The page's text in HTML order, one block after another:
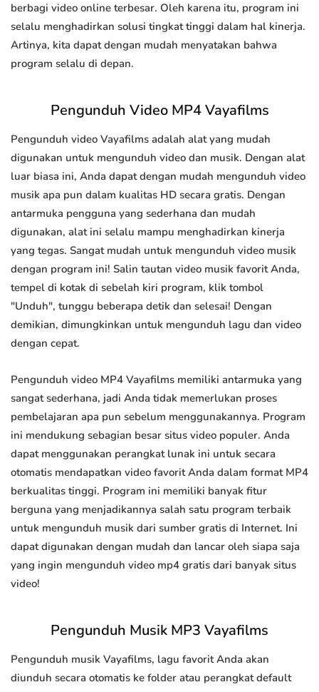
berbagi video online terbesar. Oleh karena itu, program ini
selalu menghadirkan solusi tingkat tinggi dalam hal kinerja.
Artinya, kita dapat dengan mudah menyatakan bahwa
program selalu di depan.
Pengunduh Video MP4 Vayafilms
Pengunduh video Vayafilms adalah alat yang mudah
digunakan untuk mengunduh video dan musik. Dengan alat
luar biasa ini, Anda dapat dengan mudah mengunduh video
musik apa pun dalam kualitas HD secara gratis. Dengan
antarmuka pengguna yang sederhana dan mudah
digunakan, alat ini selalu mampu menghadirkan kinerja
yang tegas. Sangat mudah untuk mengunduh video musik
dengan program ini! Salin tautan video musik favorit Anda,
tempel di kotak di sebelah kiri program, klik tombol
"Unduh", tunggu beberapa detik dan selesai! Dengan
demikian, dimungkinkan untuk mengunduh lagu dan video
dengan cepat.
Pengunduh video MP4 Vayafilms memiliki antarmuka yang
sangat sederhana, jadi Anda tidak memerlukan proses
pembelajaran apa pun sebelum menggunakannya. Program
ini mendukung sebagian besar situs video populer. Anda
dapat menggunakan perangkat lunak ini untuk secara
otomatis mendapatkan video favorit Anda dalam format MP4
berkualitas tinggi. Program ini memiliki banyak fitur
berguna yang menjadikannya salah satu program terbaik
untuk mengunduh musik dari sumber gratis di Internet. Ini
dapat digunakan dengan mudah dan lancar oleh siapa saja
yang ingin mengunduh video mp4 gratis dari banyak situs
video!
Pengunduh Musik MP3 Vayafilms
Pengunduh musik Vayafilms, lagu favorit Anda akan
diunduh secara otomatis ke folder atau perangkat default